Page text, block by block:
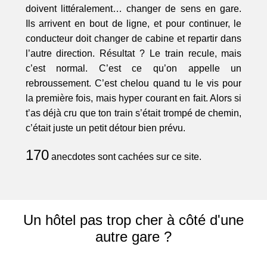
doivent littéralement… changer de sens en gare.
Ils arrivent en bout de ligne, et pour continuer, le
conducteur doit changer de cabine et repartir dans
l’autre direction. Résultat ? Le train recule, mais
c’est normal. C’est ce qu’on appelle un
rebroussement. C’est chelou quand tu le vis pour
la première fois, mais hyper courant en fait. Alors si
t’as déjà cru que ton train s’était trompé de chemin,
c’était juste un petit détour bien prévu.
170anecdotes sont cachées sur ce site.
Un hôtel pas trop cher à côté d'une
autre gare ?